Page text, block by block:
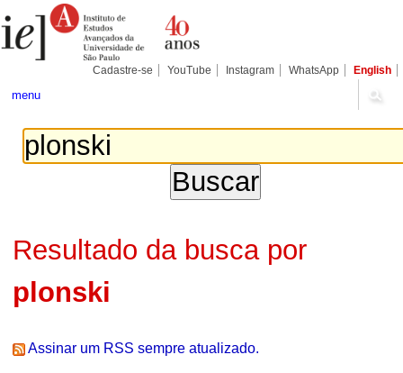
para
conteúdo.
Pessoais
Cadastre-se YouTube Instagram WhatsApp English
menu
Resultado da busca por
plonski
Assinar um RSS sempre atualizado.